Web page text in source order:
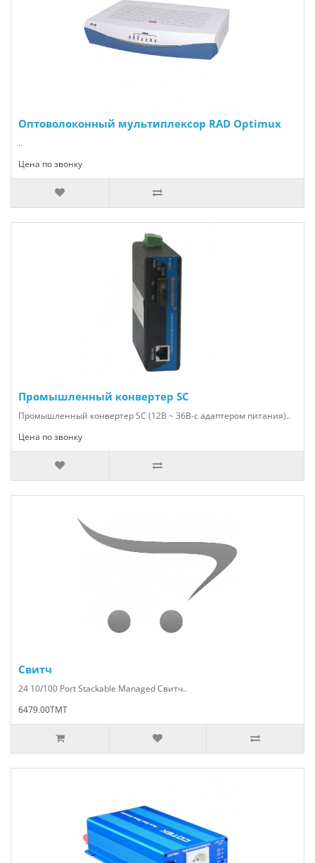
Оптоволоконный мультиплексор RAD Optimux
..
Цена по звонку
Промышленный конвертер SC
Промышленный конвертер SC (12В ~ 36В-с адаптером питания)..
Цена по звонку
Свитч
24 10/100 Port Stackable Managed Свитч..
6479.00TMT